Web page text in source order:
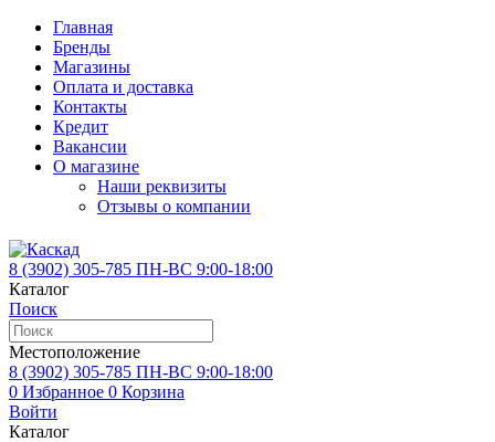
Главная
Бренды
Магазины
Оплата и доставка
Контакты
Кредит
Вакансии
О магазине
Наши реквизиты
Отзывы о компании
8 (3902) 305-785 ПН-ВС 9:00-18:00
Каталог
Поиск
Местоположение
8 (3902) 305-785 ПН-ВС 9:00-18:00
0 Избранное 0 Корзина
Войти
Каталог